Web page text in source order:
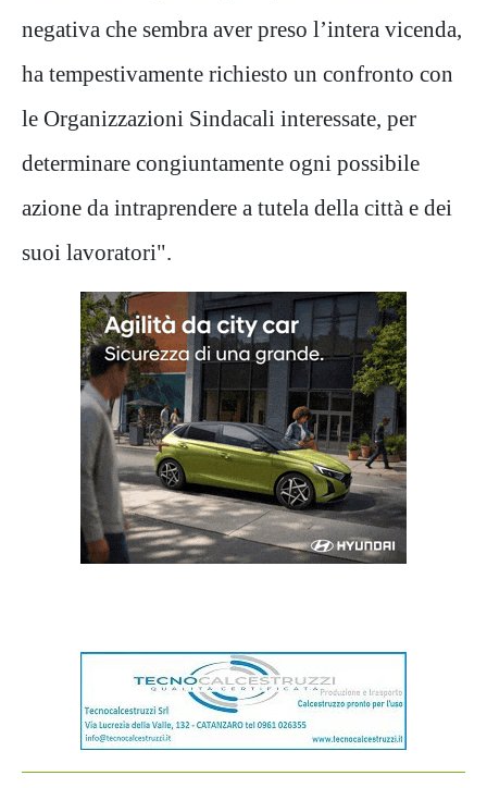
negativa che sembra aver preso l’intera vicenda,
ha tempestivamente richiesto un confronto con
le Organizzazioni Sindacali interessate, per
determinare congiuntamente ogni possibile
azione da intraprendere a tutela della città e dei
suoi lavoratori".